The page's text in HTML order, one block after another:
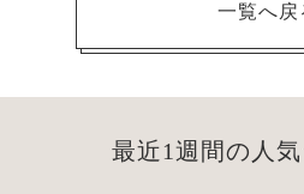
一覧へ戻
最近1週間の人